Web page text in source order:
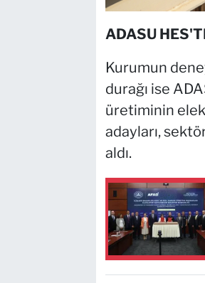
ADASU
Kurumun
durağı ise
üretiminin
adayları,
aldı.